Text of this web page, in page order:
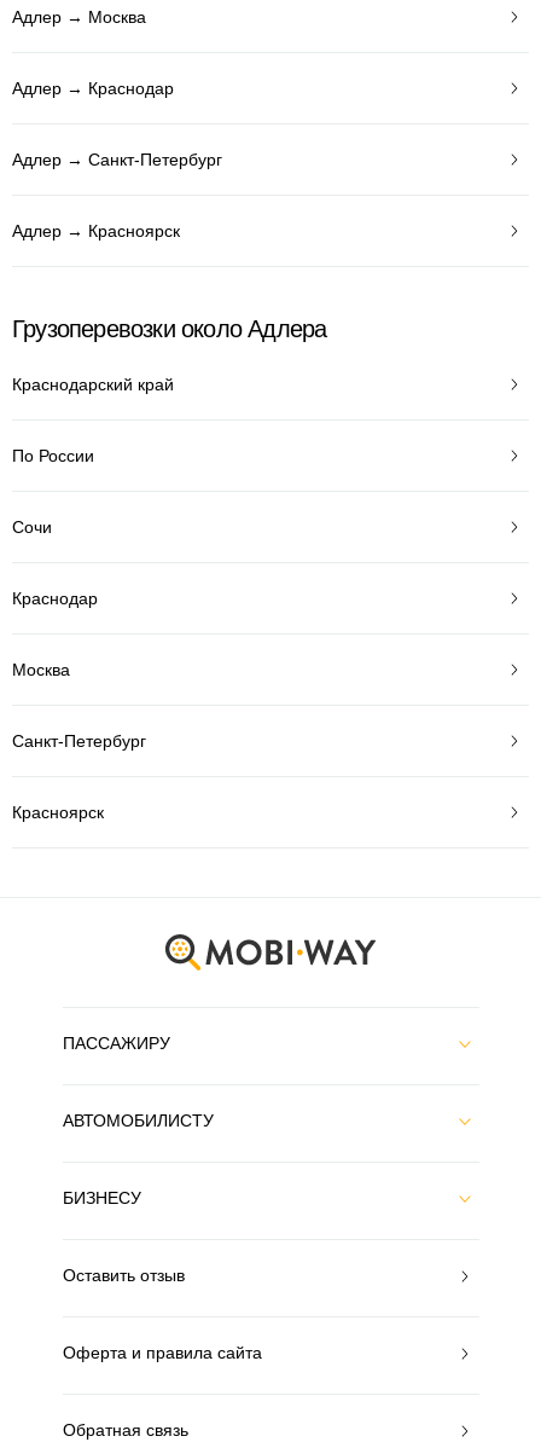
Адлер → Москва
Адлер → Краснодар
Адлер → Санкт-Петербург
Адлер → Красноярск
Грузоперевозки около Адлера
Краснодарский край
По России
Сочи
Краснодар
Москва
Санкт-Петербург
Красноярск
ПАССАЖИРУ
АВТОМОБИЛИСТУ
БИЗНЕСУ
Оставить отзыв
Оферта и правила сайта
Обратная связь